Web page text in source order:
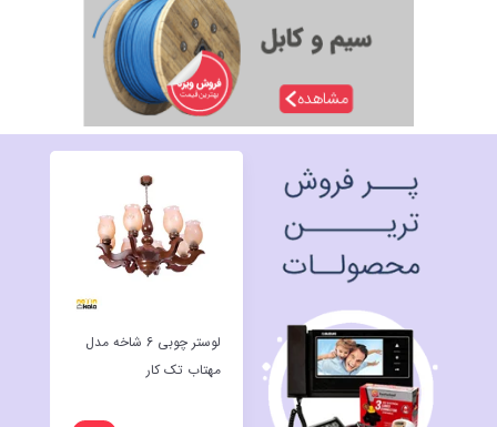
لوستر چوبی 6 شاخه مدل
مهتاب تک کار